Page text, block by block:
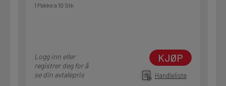
1 Pakke a 10 Stk
Logg inn eller
registrer deg for å
se din avtalepris
KJØP
Handleliste